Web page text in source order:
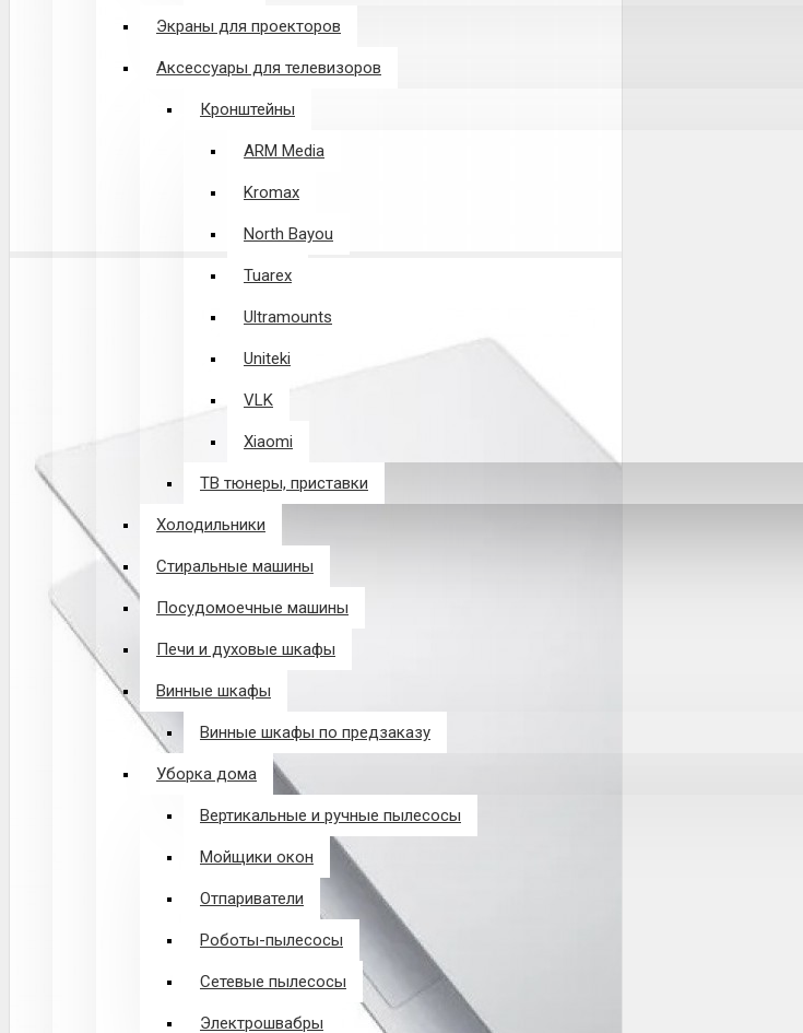
Экраны для проекторов
Аксессуары для телевизоров
Кронштейны
ARM Media
Kromax
North Bayou
Tuarex
Ultramounts
Uniteki
VLK
Xiaomi
ТВ тюнеры, приставки
Холодильники
Стиральные машины
Посудомоечные машины
Печи и духовые шкафы
Винные шкафы
Винные шкафы по предзаказу
Уборка дома
Вертикальные и ручные пылесосы
Мойщики окон
Отпариватели
Роботы-пылесосы
Сетевые пылесосы
Электрошвабры